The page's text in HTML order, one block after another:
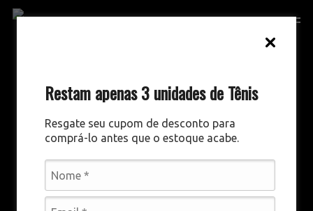
Restam apenas 3 unidades de Tênis
Resgate seu cupom de desconto para
comprá-lo antes que o estoque acabe.
Skip
GESTÃO ESPORTIVA